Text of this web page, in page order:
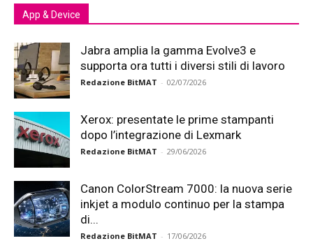
App & Device
Jabra amplia la gamma Evolve3 e
supporta ora tutti i diversi stili di lavoro
Redazione BitMAT - 02/07/2026
Xerox: presentate le prime stampanti
dopo l’integrazione di Lexmark
Redazione BitMAT - 29/06/2026
Canon ColorStream 7000: la nuova serie
inkjet a modulo continuo per la stampa
di...
Redazione BitMAT - 17/06/2026